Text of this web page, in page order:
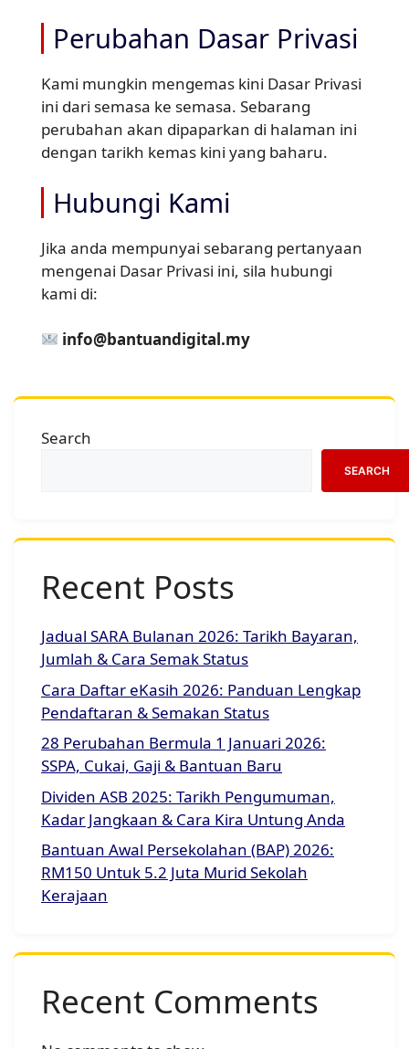
Perubahan Dasar Privasi
Kami mungkin mengemas kini Dasar Privasi
ini dari semasa ke semasa. Sebarang
perubahan akan dipaparkan di halaman ini
dengan tarikh kemas kini yang baharu.
Hubungi Kami
Jika anda mempunyai sebarang pertanyaan
mengenai Dasar Privasi ini, sila hubungi
kami di:
info@bantuandigital.my
Search
SEARCH
Recent Posts
Jadual SARA Bulanan 2026: Tarikh Bayaran,
Jumlah & Cara Semak Status
Cara Daftar eKasih 2026: Panduan Lengkap
Pendaftaran & Semakan Status
28 Perubahan Bermula 1 Januari 2026:
SSPA, Cukai, Gaji & Bantuan Baru
Dividen ASB 2025: Tarikh Pengumuman,
Kadar Jangkaan & Cara Kira Untung Anda
Bantuan Awal Persekolahan (BAP) 2026:
RM150 Untuk 5.2 Juta Murid Sekolah
Kerajaan
Recent Comments